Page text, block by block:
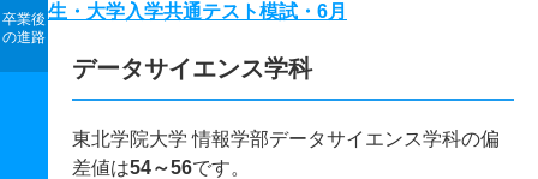
卒業後
の進路
生・大学入学共通テスト模試・6月
データサイエンス学科
東北学院大学 情報学部データサイエンス学科の偏
差値は54～56です。